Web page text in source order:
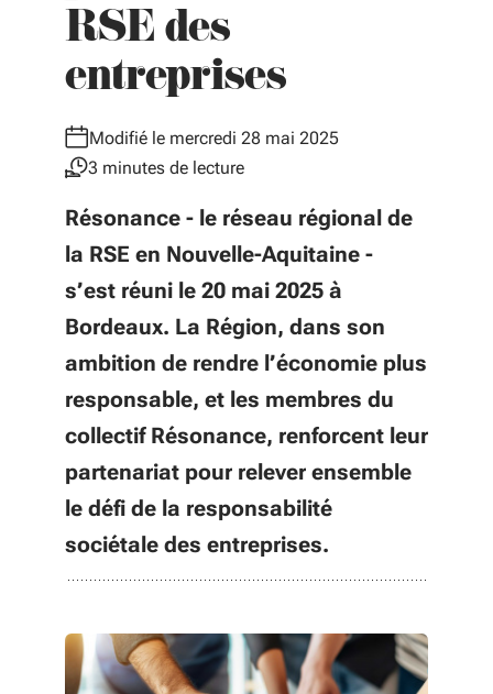
RSE des
entreprises
Modifié le mercredi 28 mai 2025
3 minutes de lecture
Résonance - le réseau régional de
la RSE en Nouvelle-Aquitaine -
s’est réuni le 20 mai 2025 à
Bordeaux. La Région, dans son
ambition de rendre l’économie plus
responsable, et les membres du
collectif Résonance, renforcent leur
partenariat pour relever ensemble
le défi de la responsabilité
sociétale des entreprises.